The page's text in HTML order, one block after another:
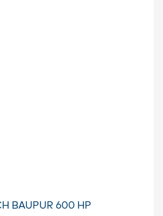
BAUPUR 600 HP